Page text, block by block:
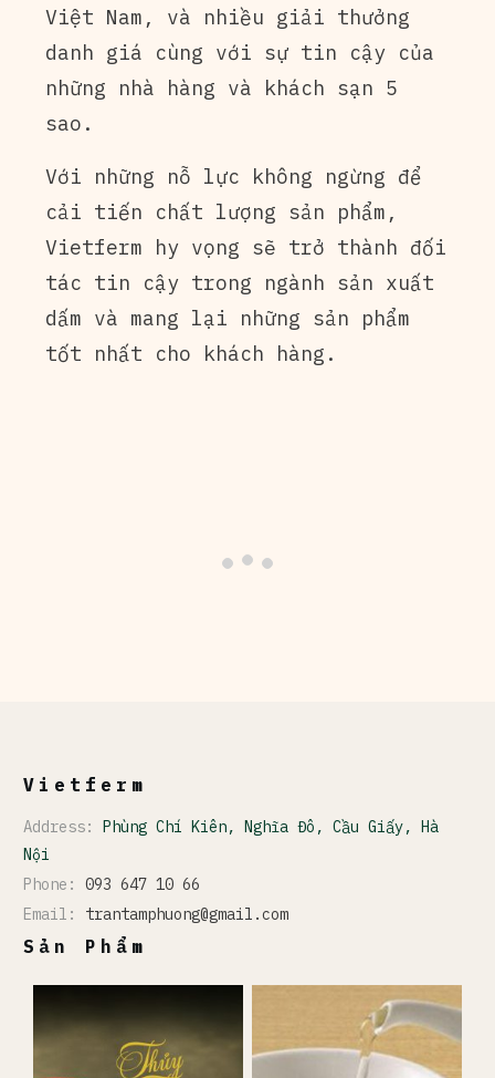
Việt Nam, và nhiều giải thưởng
danh giá cùng với sự tin cậy của
những nhà hàng và khách sạn 5
sao.
Với những nỗ lực không ngừng để
cải tiến chất lượng sản phẩm,
Vietferm hy vọng sẽ trở thành đối
tác tin cậy trong ngành sản xuất
dấm và mang lại những sản phẩm
tốt nhất cho khách hàng.
Vietferm
Address: Phùng Chí Kiên, Nghĩa Đô, Cầu Giấy, Hà
Nội
Phone: 093 647 10 66
Email: trantamphuong@gmail.com
Sản Phẩm